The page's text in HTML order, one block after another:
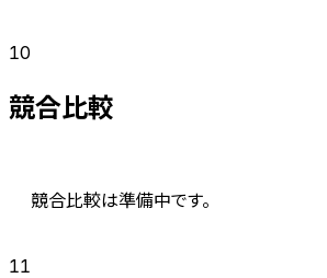
10
競合比較
競合比較は準備中です。
11